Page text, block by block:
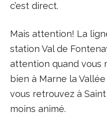
c’est direct.
Mais attention! La
station Val de
attention quand vous
bien à Marne la
vous retrouvez à Saint
moins animé.